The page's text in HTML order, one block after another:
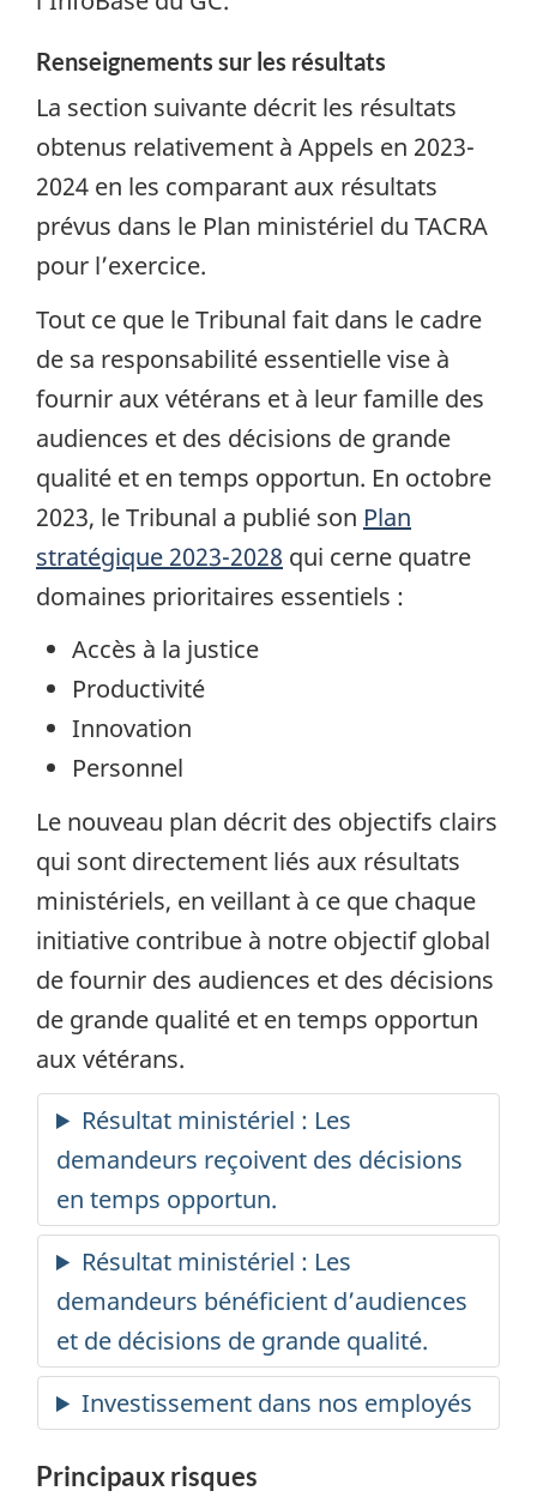
Renseignements sur les résultats
La section suivante décrit les résultats
obtenus relativement à Appels en 2023-
2024 en les comparant aux résultats
prévus dans le Plan ministériel du TACRA
pour l’exercice.
Tout ce que le Tribunal fait dans le cadre
de sa responsabilité essentielle vise à
fournir aux vétérans et à leur famille des
audiences et des décisions de grande
qualité et en temps opportun. En octobre
2023, le Tribunal a publié son Plan
stratégique 2023-2028 qui cerne quatre
domaines prioritaires essentiels :
Accès à la justice
Productivité
Innovation
Personnel
Le nouveau plan décrit des objectifs clairs
qui sont directement liés aux résultats
ministériels, en veillant à ce que chaque
initiative contribue à notre objectif global
de fournir des audiences et des décisions
de grande qualité et en temps opportun
aux vétérans.
Principaux risques